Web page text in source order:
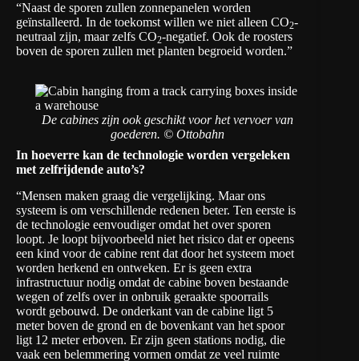
“Naast de sporen zullen zonnepanelen worden
geïnstalleerd. In de toekomst willen we niet alleen CO2-
neutraal zijn, maar zelfs CO2-negatief. Ook de roosters
boven de sporen zullen met planten begroeid worden.”
De cabines zijn ook geschikt voor het vervoer van
goederen. © Ottobahn
In hoeverre kan de technologie worden vergeleken
met zelfrijdende auto’s?
“Mensen maken graag die vergelijking. Maar ons
systeem is om verschillende redenen beter. Ten eerste is
de technologie eenvoudiger omdat het over sporen
loopt. Je loopt bijvoorbeeld niet het risico dat er opeens
een kind voor de cabine rent dat door het systeem moet
worden herkend en ontweken. Er is geen extra
infrastructuur nodig omdat de cabine boven bestaande
wegen of zelfs over in onbruik geraakte spoorrails
wordt gebouwd. De onderkant van de cabine ligt 5
meter boven de grond en de bovenkant van het spoor
ligt 12 meter erboven. Er zijn geen stations nodig, die
vaak een belemmering vormen omdat ze veel ruimte